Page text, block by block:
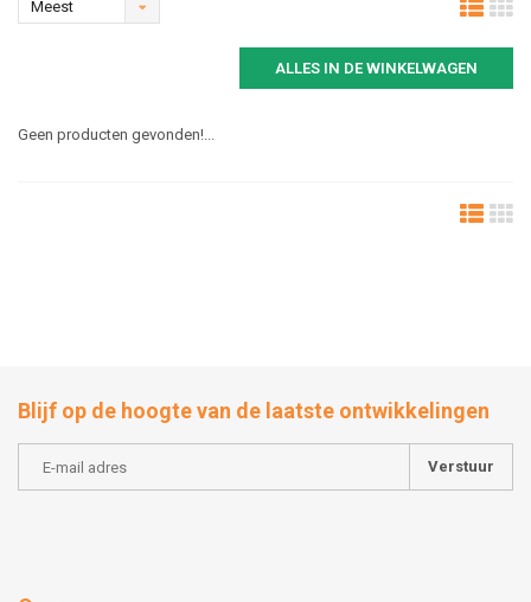
Meest
ALLES IN DE WINKELWAGEN
Geen producten gevonden!...
Blijf op de hoogte van de laatste ontwikkelingen
Verstuur